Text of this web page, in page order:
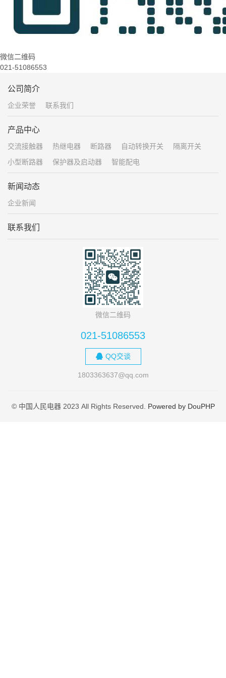
微信二维码
021-51086553
公司简介
企业荣誉 联系我们
产品中心
交流接触器 热继电器 断路器 自动转换开关
隔离开关
小型断路器
保护器及启动器 智能配电
新闻动态
企业新闻
联系我们
微信二维码
021-51086553
QQ交谈
1803363637@qq.com
© 中国人民电器 2023 All Rights Reserved. Powered by DouPHP